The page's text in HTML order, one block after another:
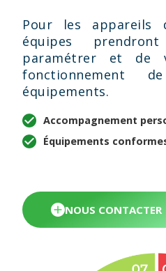
Pour les appareils
équipes
paramétrer et de
fonctionnement
équipements.
Accompagnement
Équipements
NOUS CONTACTER